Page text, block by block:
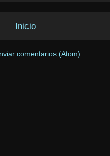
Inicio
comentarios (Atom)